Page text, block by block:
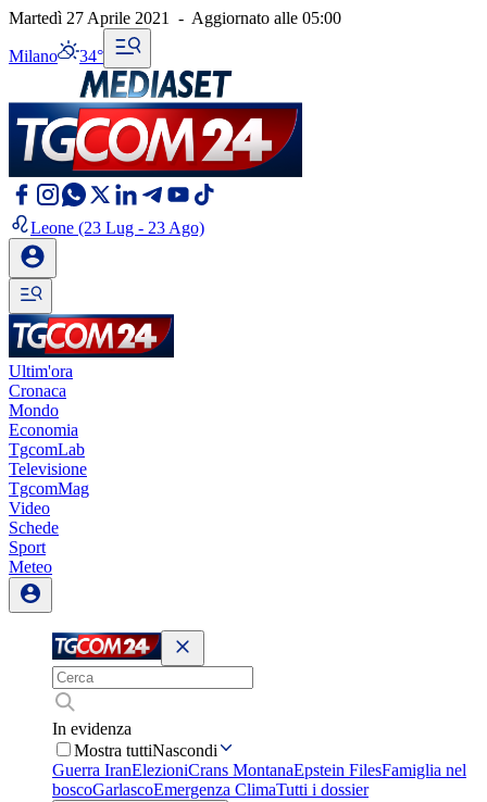
Martedì 27 Aprile 2021 - Aggiornato alle 05:00
Milano 34°
Leone (23 Lug - 23 Ago)
Ultim'ora
Cronaca
Mondo
Economia
TgcomLab
Televisione
TgcomMag
Video
Schede
Sport
Meteo
In evidenza
Mostra tuttiNascondi
Guerra IranElezioniCrans MontanaEpstein FilesFamiglia nel
boscoGarlascoEmergenza ClimaTutti i dossier